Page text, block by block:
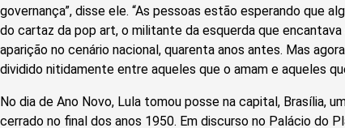
governança”, disse ele. “As pessoas estão esperando que
do cartaz da pop art, o militante da esquerda que
aparição no cenário nacional, quarenta anos antes. Mas
dividido nitidamente entre aqueles que o amam e aqueles
No dia de Ano Novo, Lula tomou posse na capital, Brasília,
cerrado no final dos anos 1950. Em discurso no Palácio do